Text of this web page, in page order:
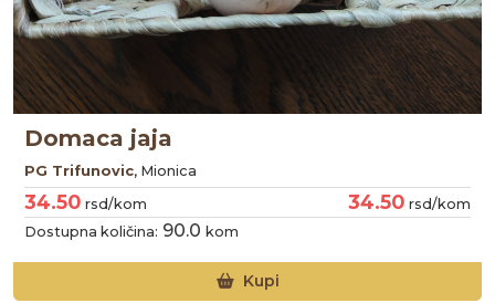
34.50 rsd/kom 34.50 rsd/kom
Dostupna količina: 90.0
Domaća kokošija jaja
PG BELJANSKI ILIJA, Odžaci
kom